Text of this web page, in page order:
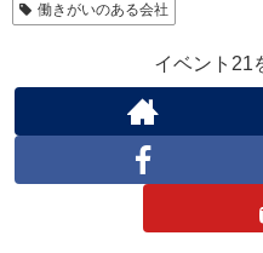
働きがいのある会社
イベント21